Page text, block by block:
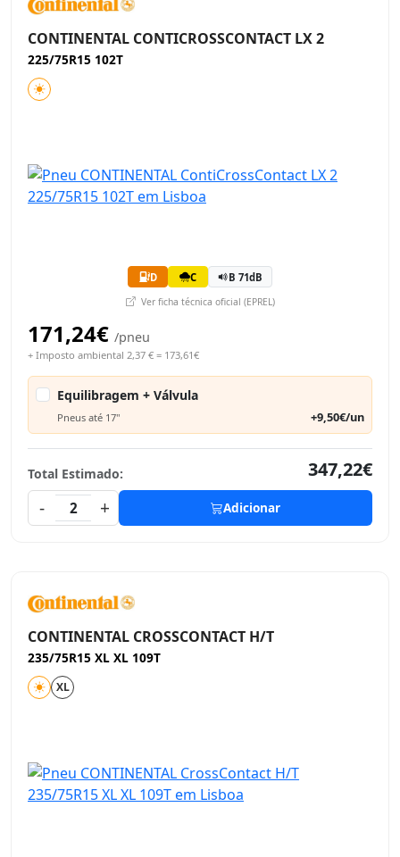
CONTINENTAL CONTICROSSCONTACT LX 2
225/75R15 102T
D C B 71dB
Ver ficha técnica oficial (EPREL)
171,24€ /pneu
+ Imposto ambiental 2,37 € = 173,61€
Equilibragem + Válvula
Pneus até 17" +9,50€/un
Total Estimado:
347,22€
-
2 + Adicionar
CONTINENTAL CROSSCONTACT H/T
235/75R15 XL XL 109T
XL